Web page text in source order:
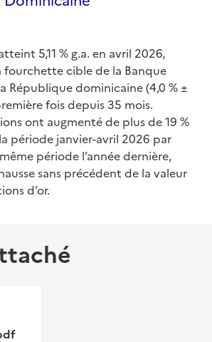
5,11 % g.a. en avril 2026,
fourchette cible de la Banque
République dominicaine (4,0 % ±
fois depuis 35 mois.
ont augmenté de plus de 19 %
période janvier-avril 2026 par
période l’année dernière,
sans précédent de la valeur
d’or.